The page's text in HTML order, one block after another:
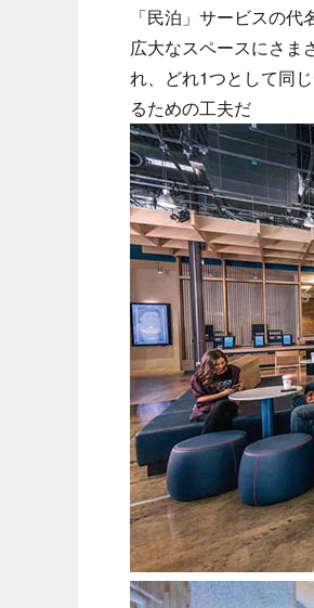
「民泊」サービスの
広大なスペースにさま
れ、どれ1つとして同
るための工夫だ